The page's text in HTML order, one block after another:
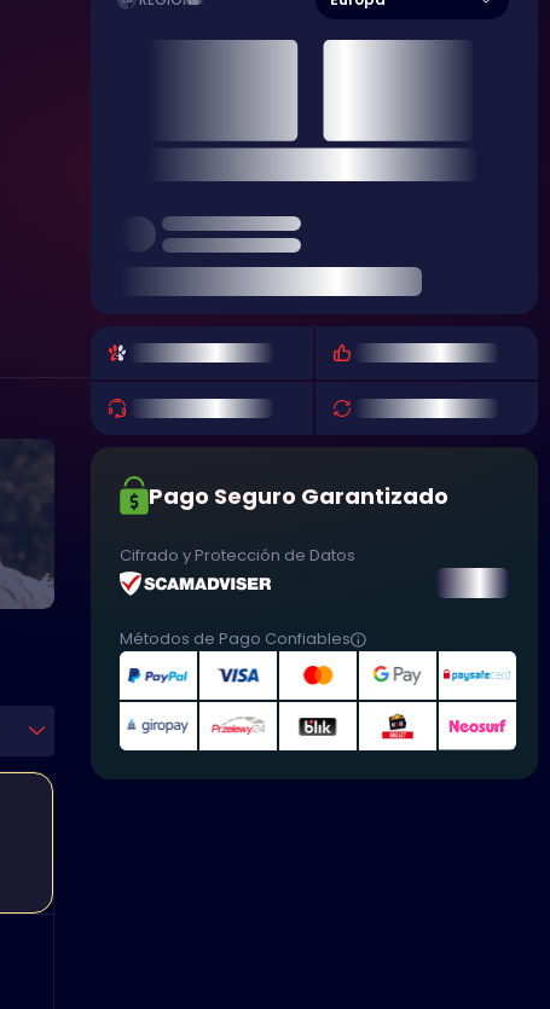
Pago Seguro Garantizado
Cifrado y Protección de Datos
Métodos de Pago Confiables